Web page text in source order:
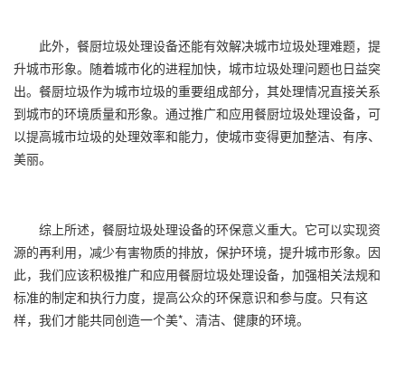
此外，餐厨垃圾处理设备还能有效解决城市垃圾处理难题，提
升城市形象。随着城市化的进程加快，城市垃圾处理问题也日益突
出。餐厨垃圾作为城市垃圾的重要组成部分，其处理情况直接关系
到城市的环境质量和形象。通过推广和应用餐厨垃圾处理设备，可
以提高城市垃圾的处理效率和能力，使城市变得更加整洁、有序、
美丽。
综上所述，餐厨垃圾处理设备的环保意义重大。它可以实现资
源的再利用，减少有害物质的排放，保护环境，提升城市形象。因
此，我们应该积极推广和应用餐厨垃圾处理设备，加强相关法规和
标准的制定和执行力度，提高公众的环保意识和参与度。只有这
样，我们才能共同创造一个美*、清洁、健康的环境。